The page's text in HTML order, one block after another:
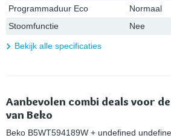
Programmaduur Eco
Normaal
Stoomfunctie
Nee
Bekijk alle specificaties
Aanbevolen combi deals voor
van Beko
Beko B5WT594189W + undefined